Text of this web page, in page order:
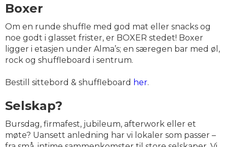
Boxer
Om en runde shuffle med god mat eller snacks og
noe godt i glasset frister, er BOXER stedet! Boxer
ligger i etasjen under Alma’s; en særegen bar med øl,
rock og shuffleboard i sentrum.
Bestill sittebord & shuffleboard her.
Selskap?
Bursdag, firmafest, jubileum, afterwork eller et
møte? Uansett anledning har vi lokaler som passer –